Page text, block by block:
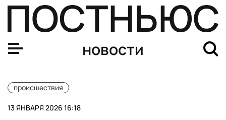
новости
происшествия
13 ЯНВАРЯ 2026 16:18
В Подмосковье осудили владельца дома отдыха, где